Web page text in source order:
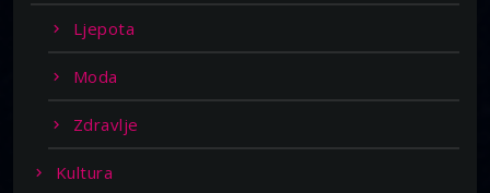
Ljepota
Moda
Zdravlje
Kultura